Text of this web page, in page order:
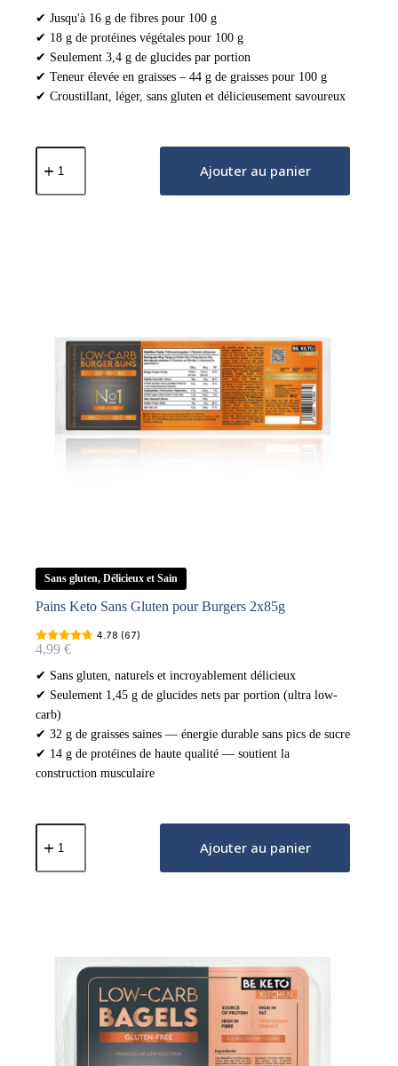
✔ Jusqu'à 16 g de fibres pour 100 g
✔ 18 g de protéines végétales pour 100 g
✔ Seulement 3,4 g de glucides par portion
✔ Teneur élevée en graisses – 44 g de graisses pour 100 g
✔ Croustillant, léger, sans gluten et délicieusement savoureux
quantité
de
Croquant
Ajouter au panier
Sans gluten, Délicieux et Sain
Pains Keto Sans Gluten pour Burgers 2x85g
4.78 (67)
4,99 €
✔ Sans gluten, naturels et incroyablement délicieux
✔ Seulement 1,45 g de glucides nets par portion (ultra low-
carb)
✔ 32 g de graisses saines — énergie durable sans pics de sucre
✔ 14 g de protéines de haute qualité — soutient la
construction musculaire
quantité
de
Keto
Ajouter au panier